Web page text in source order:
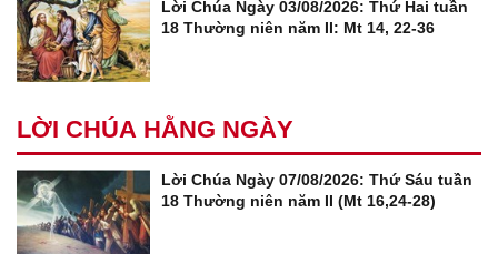
Lời Chúa Ngày 03/08/2026: Thứ Hai tuần
18 Thường niên năm II: Mt 14, 22-36
LỜI CHÚA HẰNG NGÀY
Lời Chúa Ngày 07/08/2026: Thứ Sáu tuần
18 Thường niên năm II (Mt 16,24-28)